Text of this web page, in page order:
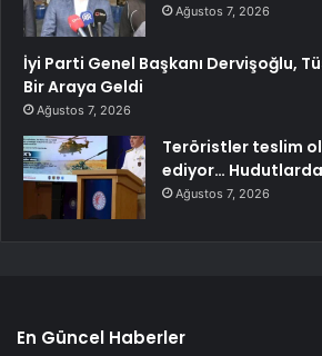
Ağustos 7, 2026
İyi Parti Genel Başkanı Dervişoğlu,
Bir Araya Geldi
Ağustos 7, 2026
Teröristler teslim
ediyor…
Ağustos 7, 2026
En Güncel Haberler